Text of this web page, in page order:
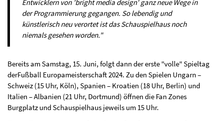
Entwicklern von 'bright media design' ganz neue Wege in
der Programmierung gegangen. So lebendig und
künstlerisch neu verortet ist das Schauspielhaus noch
niemals gesehen worden."
Bereits am Samstag, 15. Juni, folgt dann der erste "volle" Spieltag
derFußball Europameisterschaft 2024. Zu den Spielen Ungarn –
Schweiz (15 Uhr, Köln), Spanien – Kroatien (18 Uhr, Berlin) und
Italien – Albanien (21 Uhr, Dortmund) öffnen die Fan Zones
Burgplatz und Schauspielhaus jeweils um 15 Uhr.